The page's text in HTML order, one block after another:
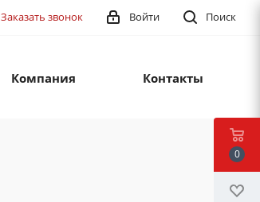
Поиск
Войти
Заказать звонок
Компания Контакты
0